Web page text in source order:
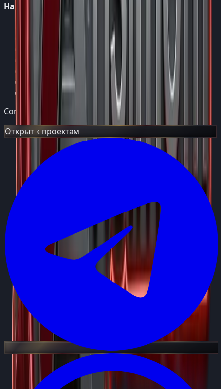
Навигация
Сопровождение
Контакты
Consulting Group
Открыт к проектам